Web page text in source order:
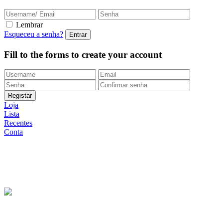
Lembrar
Esqueceu a senha?
Fill to the forms to create your account
Loja
Lista
Recentes
Conta